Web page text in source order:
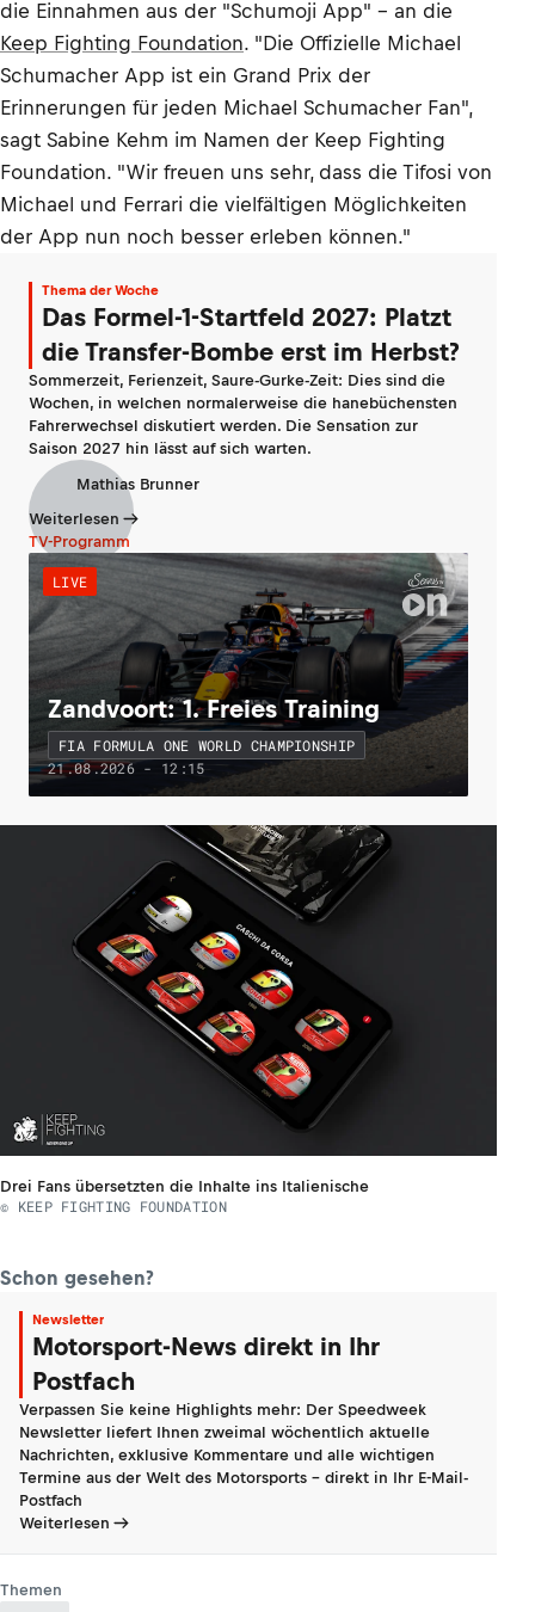
die Einnahmen aus der "Schumoji App" – an die
Keep Fighting Foundation. "Die Offizielle Michael
Schumacher App ist ein Grand Prix der
Erinnerungen für jeden Michael Schumacher Fan",
sagt Sabine Kehm im Namen der Keep Fighting
Foundation. "Wir freuen uns sehr, dass die Tifosi von
Michael und Ferrari die vielfältigen Möglichkeiten
der App nun noch besser erleben können."
Thema der Woche
Das Formel-1-Startfeld 2027: Platzt
die Transfer-Bombe erst im Herbst?
Sommerzeit, Ferienzeit, Saure-Gurke-Zeit: Dies sind die
Wochen, in welchen normalerweise die hanebüchensten
Fahrerwechsel diskutiert werden. Die Sensation zur
Saison 2027 hin lässt auf sich warten.
Mathias Brunner
Weiterlesen
TV-Programm
LIVE
Zandvoort: 1. Freies Training
FIA FORMULA ONE WORLD CHAMPIONSHIP
21.08.2026 - 12:15
Drei Fans übersetzten die Inhalte ins Italienische
© KEEP FIGHTING FOUNDATION
Schon gesehen?
Newsletter
Motorsport-News direkt in Ihr
Postfach
Verpassen Sie keine Highlights mehr: Der Speedweek
Newsletter liefert Ihnen zweimal wöchentlich aktuelle
Nachrichten, exklusive Kommentare und alle wichtigen
Termine aus der Welt des Motorsports - direkt in Ihr E-Mail-
Postfach
Weiterlesen
Themen